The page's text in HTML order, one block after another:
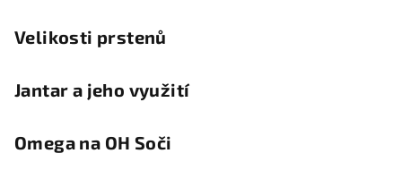
Velikosti prstenů
Jantar a jeho využití
Omega na OH Soči